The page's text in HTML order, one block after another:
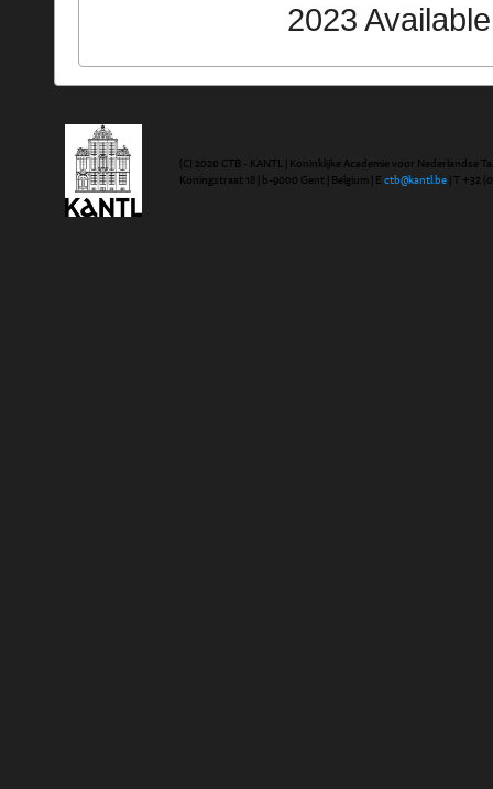
2023
(C) 2020 CTB - KANTL | Koninklijke Academie voor Nederlandse
Koningstraat 18 | b-9000 Gent | Belgium | E ctb@kantl.be | T +32